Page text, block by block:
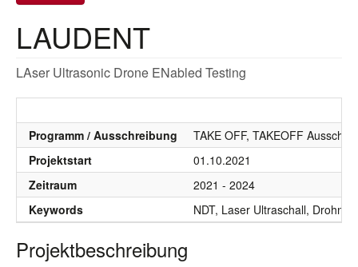
LAUDENT
LAser Ultrasonic Drone ENabled Testing
Programm / Ausschreibung
TAKE OFF, TAKEOFF
Projektstart
01.10.2021
Zeitraum
2021 - 2024
Keywords
NDT, Laser Ultraschall,
Projektbeschreibung